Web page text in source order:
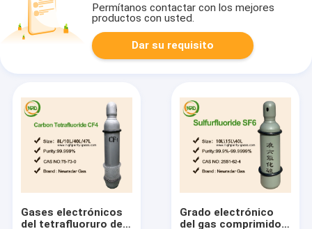
Permítanos contactar con los mejores
productos con usted.
Dar su requisito
Gases electrónicos
del tetrafluoruro del
Grado electrónico
del gas comprimido